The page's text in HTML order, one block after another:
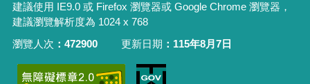
建議使用 IE9.0 或 Firefox 瀏覽器或 Google Chrome 瀏覽器，
建議瀏覽解析度為 1024 x 768
瀏覽人次
472900 更新日期 115年8月7日